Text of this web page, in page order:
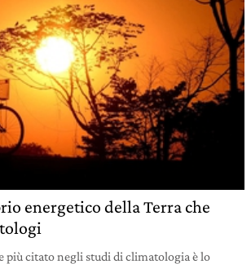
energetico della Terra che
più citato negli studi di climatologia è lo